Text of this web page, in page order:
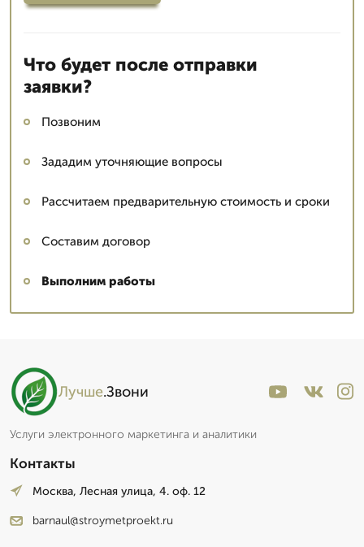
Что будет после отправки
заявки?
Позвоним
Зададим уточняющие вопросы
Рассчитаем предварительную стоимость и сроки
Составим договор
Выполним работы
Лучше.Звони
Услуги электронного маркетинга и аналитики
Контакты
Москва, Лесная улица, 4. оф. 12
barnaul@stroymetproekt.ru